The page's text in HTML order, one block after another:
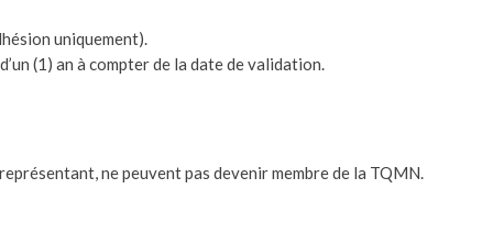
uniquement).
(1) an à compter de la date de validation.
ne peuvent pas devenir membre de la TQMN.